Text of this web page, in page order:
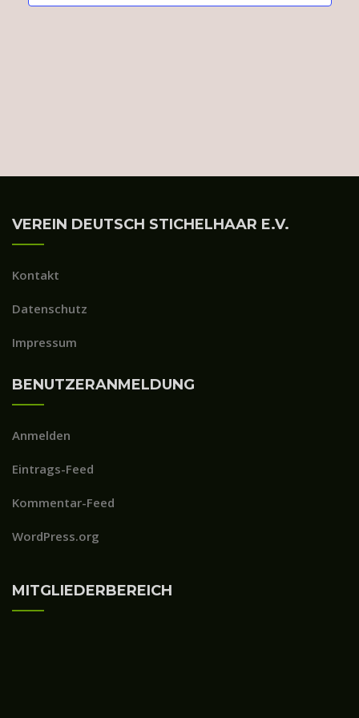
VEREIN DEUTSCH STICHELHAAR E.V.
Kontakt
Datenschutz
Impressum
BENUTZERANMELDUNG
Anmelden
Eintrags-Feed
Kommentar-Feed
WordPress.org
MITGLIEDERBEREICH